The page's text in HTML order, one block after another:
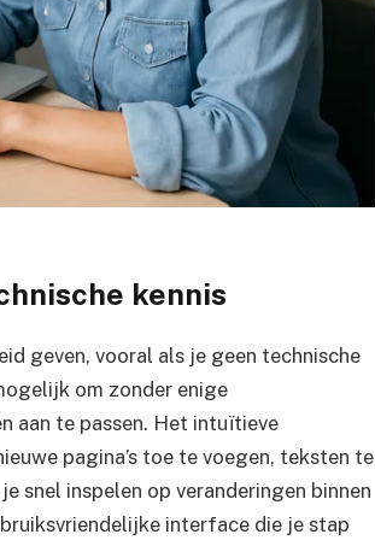
kennis
geven, vooral als je geen technische
om zonder enige
aan te passen. Het intuïtieve
pagina’s toe te voegen, teksten te
snel inspelen op veranderingen binnen
interface die je stap